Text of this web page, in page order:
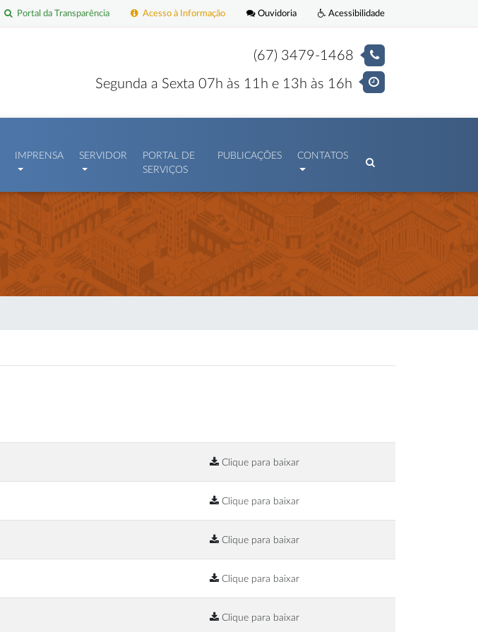
Acessibilidade
Ouvidoria
Acesso à Informação
Portal da Transparência
(67) 3479-1468
Segunda a Sexta 07h às 11h e 13h às 16h
IMPRENSA SERVIDOR
PORTAL DE
SERVIÇOS
PUBLICAÇÕES CONTATOS
Clique para baixar
Clique para baixar
Clique para baixar
Clique para baixar
Clique para baixar